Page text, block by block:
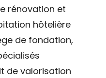
rénovation et
hôtelière
de fondation,
de valorisation